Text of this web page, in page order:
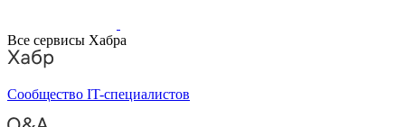
Все сервисы Хабра
Сообщество IT-специалистов